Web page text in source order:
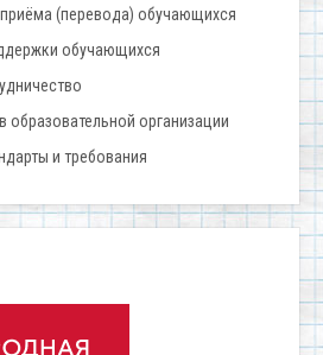
(перевода) обучающихся
обучающихся
образовательной организации
и требования